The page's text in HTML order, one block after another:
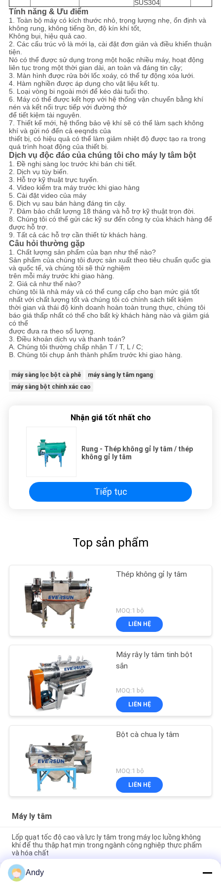
SUS304
Tính năng & Ưu điểm
1. Toàn bộ máy có kích thước nhỏ, trọng lượng nhẹ, ổn định và
không rung, không tiếng ồn, độ kín khí tốt,
Không bụi, hiệu quả cao.
2. Các cấu trúc vỏ là mới lạ, cài đặt đơn giản và điều khiển thuận
tiện.
Nó có thể được sử dụng trong một hoặc nhiều máy, hoạt động
liên tục trong một thời gian dài, an toàn và đáng tin cậy;
3. Màn hình được rửa bởi lốc xoáy, có thể tự động xóa lưới.
4. Hàm nghiền được áp dụng cho vật liệu kết tụ.
5. Loại vòng bi ngoài mới để kéo dài tuổi thọ.
6. Máy có thể được kết hợp với hệ thống vận chuyển bằng khí
nén và kết nối trực tiếp với đường thở
để tiết kiệm tài nguyên.
7. Thiết kế mới, hệ thống bảo vệ khí sẽ có thể làm sạch không
khí và gửi nó đến cả eeqnds của
thiết bị, có hiệu quả có thể làm giảm nhiệt độ được tạo ra trong
quá trình hoạt động của thiết bị.
Dịch vụ độc đáo của chúng tôi cho máy ly tâm bột
1. Đề nghị sàng lọc trước khi bán chi tiết.
2. Dịch vụ tùy biến.
3. Hỗ trợ kỹ thuật trực tuyến.
4. Video kiểm tra máy trước khi giao hàng
5. Cài đặt video của máy
6. Dịch vụ sau bán hàng đáng tin cậy.
7. Đảm bảo chất lượng 18 tháng và hỗ trợ kỹ thuật trọn đời.
8. Chúng tôi có thể gửi các kỹ sư đến công ty của khách hàng để
được hỗ trợ.
9. Tất cả các hỗ trợ cần thiết từ khách hàng.
Câu hỏi thường gặp
1. Chất lượng sản phẩm của bạn như thế nào?
Sản phẩm của chúng tôi được sản xuất theo tiêu chuẩn quốc gia
và quốc tế, và chúng tôi sẽ thử nghiệm
trên mỗi máy trước khi giao hàng.
2. Giá cả như thế nào?
chúng tôi là nhà máy và có thể cung cấp cho bạn mức giá tốt
nhất với chất lượng tốt và chúng tôi có chính sách tiết kiệm
thời gian và thái độ kinh doanh hoàn toàn trung thực, chúng tôi
báo giá thấp nhất có thể cho bất kỳ khách hàng nào và giảm giá
có thể
được đưa ra theo số lượng.
3. Điều khoản dịch vụ và thanh toán?
A. Chúng tôi thường chấp nhận T / T, L / C;
B. Chúng tôi chụp ảnh thành phẩm trước khi giao hàng.
máy sàng lọc bột cà phê
máy sàng ly tâm ngang
máy sàng bột chính xác cao
Nhận giá tốt nhất cho
Rung - Thép không gỉ ly tâm / thép
không gỉ ly tâm
Tiếp tục
Top sản phẩm
Thép không gỉ ly tâm
MOQ:1 bộ
LIÊN HỆ
Máy rây ly tâm tinh bột
sắn
MOQ:1 bộ
LIÊN HỆ
Bột cà chua ly tâm
MOQ:1 bộ
LIÊN HỆ
Máy ly tâm
Lốp quạt tốc độ cao và lực ly tâm trong máy lọc luồng không
khí để thu thập hạt mịn trong ngành công nghiệp thực phẩm
và hóa chất
Stainless Steel Explosion-proof Air-flow Sieve Powder
Screening Machine Air-flow Sorting Machine
Andy